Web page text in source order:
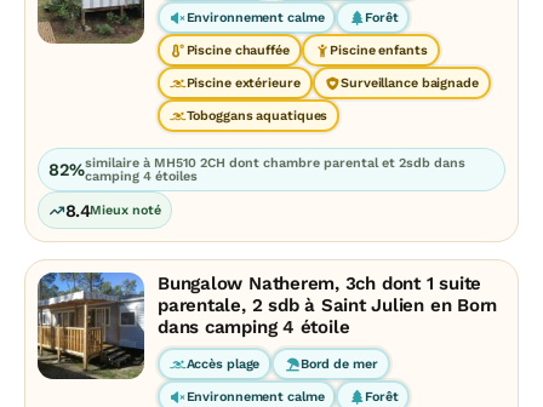
Environnement calme Forêt
Piscine chauffée Piscine enfants
Piscine extérieure Surveillance baignade
Toboggans aquatiques
82%similaire à MH510 2CH dont chambre parental et 2sdb dans
camping 4 étoiles
8.4Mieux noté
Bungalow Natherem, 3ch dont 1 suite
parentale, 2 sdb à Saint Julien en Born
dans camping 4 étoile
Accès plage Bord de mer
Environnement calme Forêt